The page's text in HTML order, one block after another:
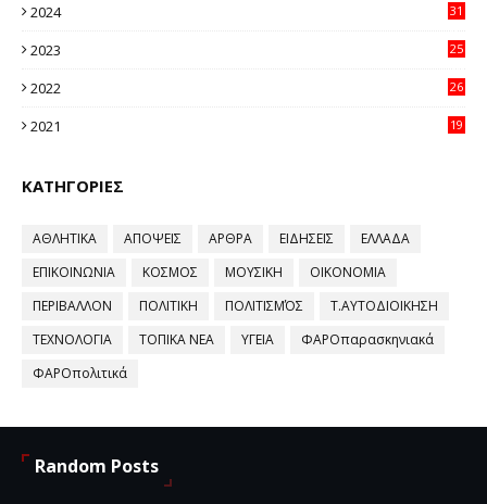
2024
31
2023
25
2022
26
2021
19
ΚΑΤΗΓΟΡΙΕΣ
ΑΘΛΗΤΙΚΑ ΑΠΟΨΕΙΣ ΑΡΘΡΑ ΕΙΔΗΣΕΙΣ
ΕΛΛΑΔΑ
ΕΠΙΚΟΙΝΩΝΙΑ
ΚΟΣΜΟΣ ΜΟΥΣΙΚΗ
ΟΙΚΟΝΟΜΙΑ
ΠΕΡΙΒΑΛΛΟΝ
ΠΟΛΙΤΙΚΗ ΠΟΛΙΤΙΣΜΌΣ
Τ.ΑΥΤΟΔΙΟΙΚΗΣΗ
ΤΕΧΝΟΛΟΓΙΑ
ΤΟΠΙΚΑ ΝΕΑ ΥΓΕΙΑ
ΦΑΡΟπαρασκηνιακά
ΦΑΡΟπολιτικά
Random Posts